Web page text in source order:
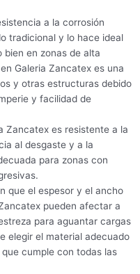
a la corrosión
tradicional y lo hace ideal
bien en zonas de alta
Galeria Zancatex es una
y otras estructuras debido
y facilidad de
Zancatex es resistente a la
al desgaste y a la
para zonas con
que el espesor y el ancho
pueden afectar a
para aguantar cargas
elegir el material adecuado
cumple con todas las